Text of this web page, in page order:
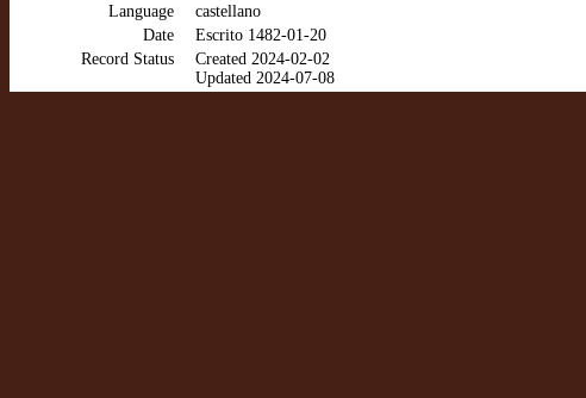
Language
castellano
Date
Escrito 1482-01-20
Record Status
Created 2024-02-02
Updated 2024-07-08